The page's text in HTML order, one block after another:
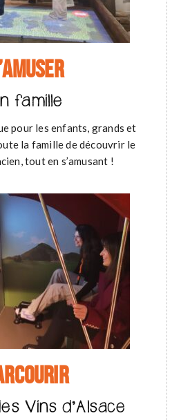
famille
pour les enfants, grands et
la famille de découvrir le
tout en s’amusant !
Vins d’Alsace